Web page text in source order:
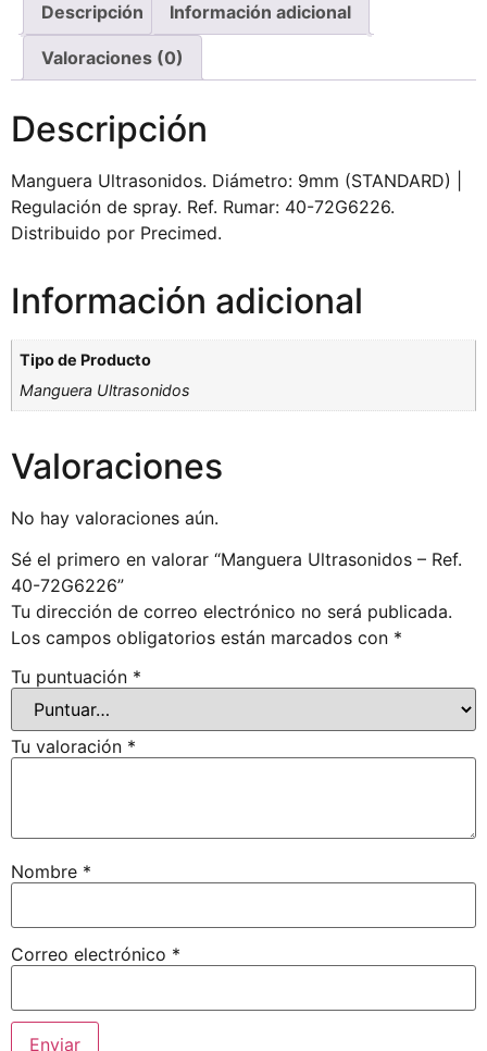
Descripción Información adicional
Valoraciones (0)
Descripción
Manguera Ultrasonidos. Diámetro: 9mm (STANDARD) |
Regulación de spray. Ref. Rumar: 40-72G6226.
Distribuido por Precimed.
Información adicional
Tipo de Producto
Manguera Ultrasonidos
Valoraciones
No hay valoraciones aún.
Sé el primero en valorar “Manguera Ultrasonidos – Ref.
40-72G6226”
Tu dirección de correo electrónico no será publicada.
Los campos obligatorios están marcados con *
Tu puntuación *
Tu valoración *
Nombre *
Correo electrónico *